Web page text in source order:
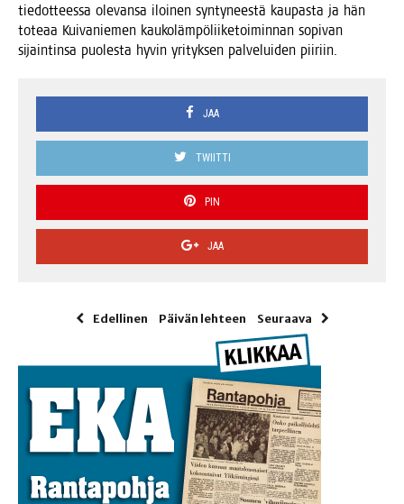
tie­dot­tees­sa ole­van­sa iloi­nen syn­ty­nees­tä kau­pas­ta ja hän
tote­aa Kui­va­nie­men kau­ko­läm­pö­lii­ke­toi­min­nan sopi­van
sijain­tin­sa puo­les­ta hyvin yri­tyk­sen pal­ve­lui­den piiriin.
JAA
TWIITTI
PIN
JAA
Edellinen Päivän lehteen Seuraava